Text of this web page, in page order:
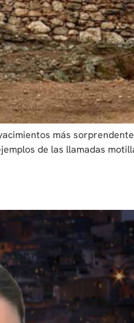
más
de las llamadas